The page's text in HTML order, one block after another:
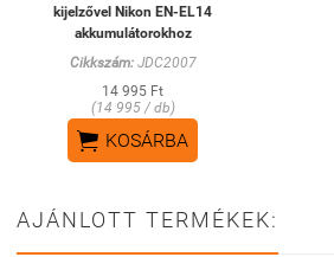
kijelzővel Nikon EN-EL14
akkumulátorokhoz
Cikkszám:JDC2007
14 995 Ft
(14 995 / db)
 KOSÁRBA
AJÁNLOTT TERMÉKEK: